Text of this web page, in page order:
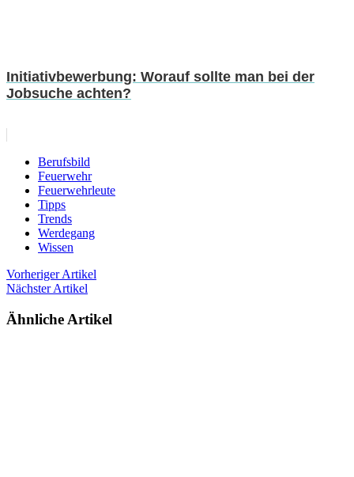
Initiativbewerbung: Worauf sollte man bei der
Jobsuche achten?
Berufsbild
Feuerwehr
Feuerwehrleute
Tipps
Trends
Werdegang
Wissen
Vorheriger Artikel
Nächster Artikel
Ähnliche Artikel